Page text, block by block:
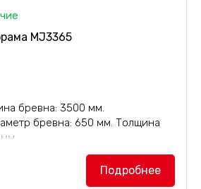
MJ3365
бревна: 3500 мм.
бревна: 650 мм. Толщина
, ленточный
предназначен для
длиной до 3500 мм.
Подробнее